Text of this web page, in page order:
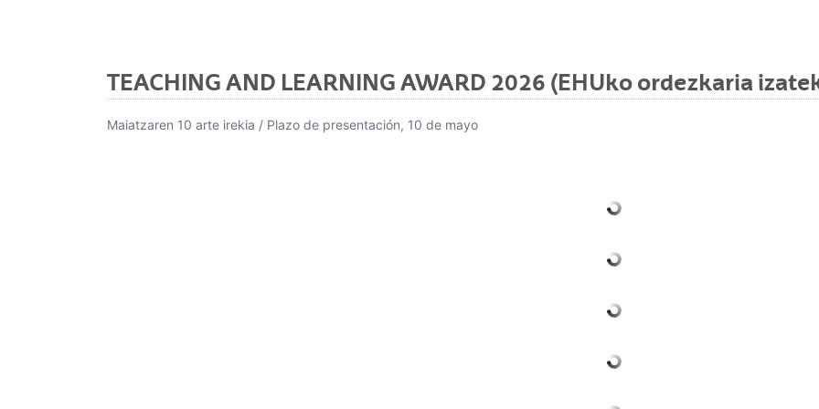
TEACHING AND LEARNING AWARD 2026 (EHUko ordezkaria
Maiatzaren 10 arte irekia / Plazo de presentación, 10 de mayo